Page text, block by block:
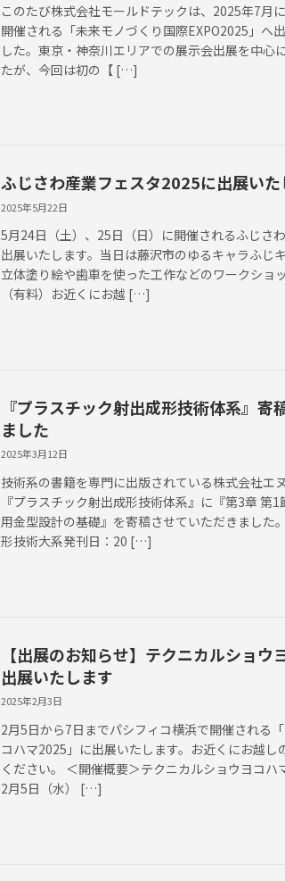
このたび株式会社モールドテックは、2025年7月
開催される「未来モノづくり国際EXPO2025」へ
した。東京・神奈川エリアでの展示会出展を中心
たが、今回は初の【 […]
ふじさわ産業フェスタ2025に出展いた
2025年5月22日
5月24日（土）、25日（日）に開催されるふじさ
出展いたします。当日は藤沢市のゆるキャラふじ
立体塗り絵や歯車を使った工作などのワークショ
（有料）お近くにお越 […]
『プラスチック射出成形技術体系』寄
ました
2025年3月12日
技術系の書籍を専門に出版されている株式会社エ
『プラスチック射出成形技術体系』に『第3章 第
用金型設計の基礎』を寄稿させていただきました
形技術大系発刊日：20 […]
【出展のお知らせ】テクニカルショ
出展いたします
2025年2月3日
2月5日から7日までパシフィコ横浜で開催される
コハマ2025」に出展いたします。お近くにお越し
ください。 ＜開催概要＞テクニカルショウヨコ
2月5日（水） […]